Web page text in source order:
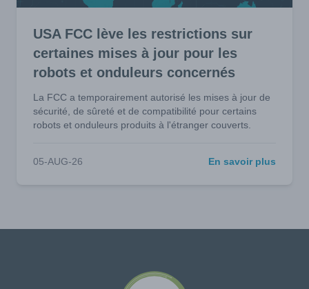
USA FCC lève les restrictions sur
certaines mises à jour pour les
robots et onduleurs concernés
La FCC a temporairement autorisé les mises à jour de
sécurité, de sûreté et de compatibilité pour certains
robots et onduleurs produits à l'étranger couverts.
05-AUG-26 En savoir plus